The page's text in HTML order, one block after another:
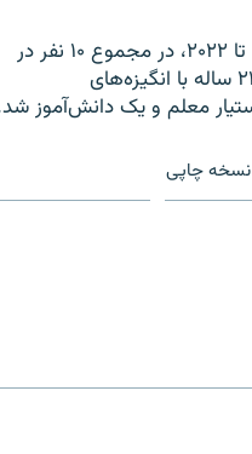
بر اساس گزارش شورای ملی پیشگیری از جرم سوئد، طی سال‌های ۲۰۱۰ تا ۲۰۲۲، در مجموع ۱۰ نفر در
هفت حمله مرگبار به مدارس جان باخته‌اند؛ از جمله حمله یک مهاجم ۲۱ ساله با انگیزه‌های
نسخه چاپی